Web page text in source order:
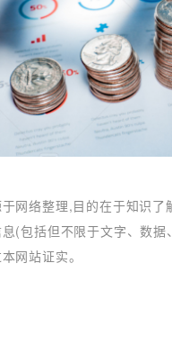
网络整理,目的在于知识
(包括但不限于文字、数
网站证实。